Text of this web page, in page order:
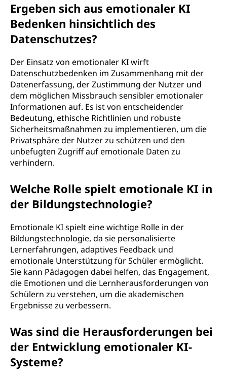
Ergeben sich aus emotionaler KI
Bedenken hinsichtlich des
Datenschutzes?
Der Einsatz von emotionaler KI wirft
Datenschutzbedenken im Zusammenhang mit der
Datenerfassung, der Zustimmung der Nutzer und
dem möglichen Missbrauch sensibler emotionaler
Informationen auf. Es ist von entscheidender
Bedeutung, ethische Richtlinien und robuste
Sicherheitsmaßnahmen zu implementieren, um die
Privatsphäre der Nutzer zu schützen und den
unbefugten Zugriff auf emotionale Daten zu
verhindern.
Welche Rolle spielt emotionale KI in
der Bildungstechnologie?
Emotionale KI spielt eine wichtige Rolle in der
Bildungstechnologie, da sie personalisierte
Lernerfahrungen, adaptives Feedback und
emotionale Unterstützung für Schüler ermöglicht.
Sie kann Pädagogen dabei helfen, das Engagement,
die Emotionen und die Lernherausforderungen von
Schülern zu verstehen, um die akademischen
Ergebnisse zu verbessern.
Was sind die Herausforderungen bei
der Entwicklung emotionaler KI-
Systeme?